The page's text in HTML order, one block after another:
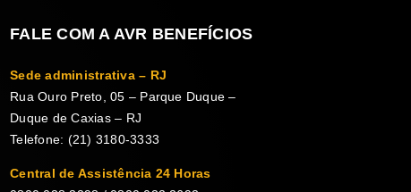
FALE COM A AVR BENEFÍCIOS
Sede administrativa – RJ
Rua Ouro Preto, 05 – Parque Duque –
Duque de Caxias – RJ
Telefone: (21) 3180-3333
Central de Assistência 24 Horas